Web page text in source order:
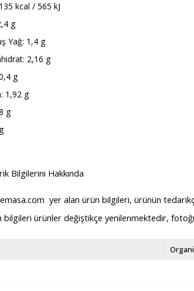
kcal / 565 kJ
g
Yağ: 1,4 g
2,16 g
g
1,92 g
g
Bilgilerini Hakkında
yer alan ürün bilgileri, ürünün
bilgileri ürünler değiştikçe yenilenmektedir,